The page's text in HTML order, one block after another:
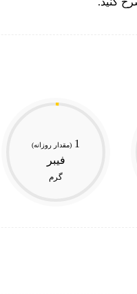
1 (مقدار روزانه)
فیبر
گرم